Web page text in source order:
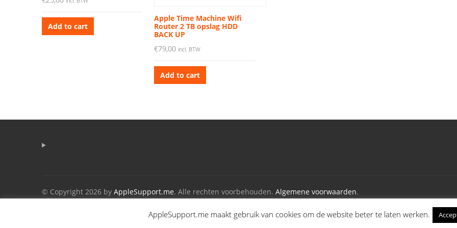
Add to cart
Apple Time Machine Wifi
Router 2 TB opslag HDD
BACK UP
€79,00 incl. BTW
Add to cart
© Copyright 2026 by AppleSupport.me. Alle rechten voorbehouden. Algemene voorwaarden.
AppleSupport.me maakt gebruik van cookies om de website beter te laten werken.